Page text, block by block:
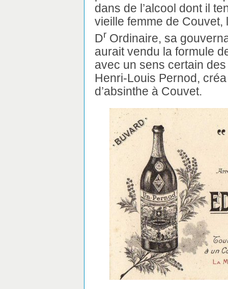
dans de l’alcool dont il
vieille femme de Couvet,
Dr Ordinaire, sa
aurait vendu la formule
avec un sens certain
Henri-Louis Pernod,
d’absinthe à Couvet.